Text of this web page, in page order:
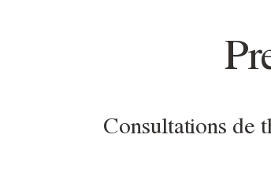
Consultations de